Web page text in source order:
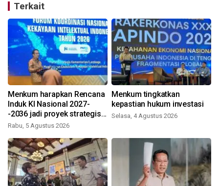
Terkait
Menkum harapkan Rencana
Induk KI Nasional 2027-
-2036 jadi proyek strategis
nasional
Rabu, 5 Agustus 2026
Menkum tingkatkan
kepastian hukum investasi
Selasa, 4 Agustus 2026